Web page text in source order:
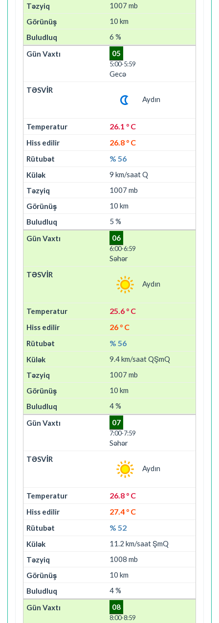
1007 mb
10 km
6 %
05
5:00-5:59
Gecə
Aydın
26.1 ° C
26.8 ° C
% 56
9 km/saat Q
1007 mb
10 km
5 %
06
6:00-6:59
Səhər
Aydın
25.6 ° C
26 ° C
% 56
9.4 km/saat QŞmQ
1007 mb
10 km
4 %
07
7:00-7:59
Səhər
Aydın
26.8 ° C
27.4 ° C
% 52
11.2 km/saat ŞmQ
1008 mb
10 km
4 %
08
8:00-8:59